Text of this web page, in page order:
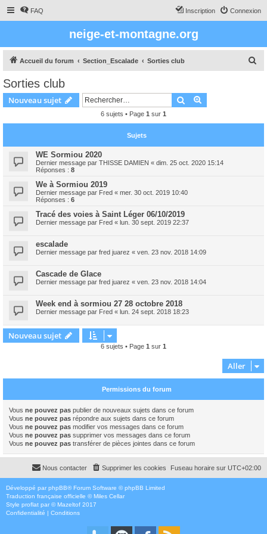
FAQ Connexion
Inscription
neige-et-montagne.org
Accueil du forum Section_Escalade Sorties club
c
Sorties club
Nouveau sujet Rechercher
6 sujets • Page 1 sur 1
Sujets
WE Sormiou 2020
Dernier message par THISSE DAMIEN « dim. 25 oct. 2020 15:14
Réponses : 8
We à Sormiou 2019
Dernier message par Fred « mer. 30 oct. 2019 10:40
Réponses : 6
Tracé des voies à Saint Léger 06/10/2019
Dernier message par Fred « lun. 30 sept. 2019 22:37
escalade
Dernier message par fred juarez « ven. 23 nov. 2018 14:09
Cascade de Glace
Dernier message par fred juarez « ven. 23 nov. 2018 14:04
Week end à sormiou 27 28 octobre 2018
Dernier message par Fred « lun. 24 sept. 2018 18:23
Nouveau sujet
6 sujets • Page 1 sur 1
Aller
Permissions du forum
Vous ne pouvez pas publier de nouveaux sujets dans ce forum
Vous ne pouvez pas répondre aux sujets dans ce forum
Vous ne pouvez pas modifier vos messages dans ce forum
Vous ne pouvez pas supprimer vos messages dans ce forum
Vous ne pouvez pas transférer de pièces jointes dans ce forum
Fuseau horaire sur UTC+02:00
Supprimer les cookies
Nous contacter
Développé par phpBB® Forum Software © phpBB Limited
Traduction française officielle ©Miles Cellar
Style proflat par ©Mazeltof 2017
Confidentialité | Conditions